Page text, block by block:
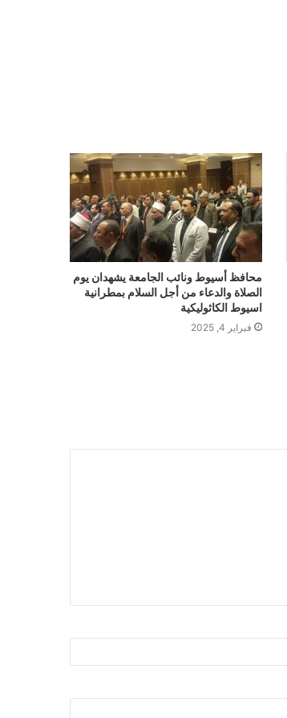
محافظ أسيوط ونائب الجامعة يشهدان يوم
الصلاة والدعاء من أجل السلام بمطرانية
اسيوط الكاثوليكية
فبراير 4, 2025